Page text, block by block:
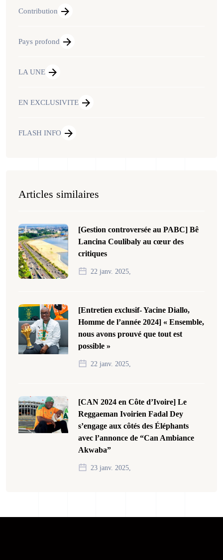
Contribution
Pays profond
LA UNE
EN EXCLUSIVITE
FLASH INFO
Articles similaires
[Gestion controversée au PABC] Bê
Lancina Coulibaly au cœur des
critiques
22 janv. 2025,
[Entretien exclusif- Yacine Diallo,
Homme de l’année 2024] « Ensemble,
nous avons prouvé que tout est
possible »
22 janv. 2025,
[CAN 2024 en Côte d’Ivoire] Le
Reggaeman Ivoirien Fadal Dey
s’engage aux côtés des Éléphants
avec l’annonce de “Can Ambiance
Akwaba”
23 janv. 2025,